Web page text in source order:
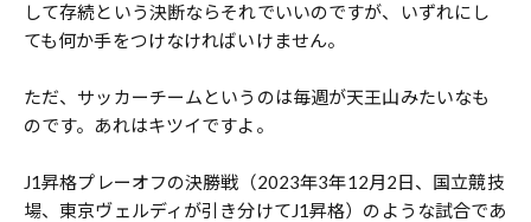
して存続という決断ならそれでいいのですが、いずれにし
ても何か手をつけなければいけません。
ただ、サッカーチームというのは毎週が天王山みたいなも
のです。あれはキツイですよ。
J1昇格プレーオフの決勝戦（2023年3年12月2日、国立競技
場、東京ヴェルディが引き分けてJ1昇格）のような試合であ